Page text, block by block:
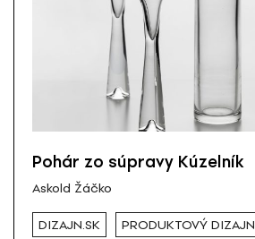
Pohár zo súpravy Kúzelník
Askold Žáčko
DIZAJN.SK PRODUKTOVÝ DIZAJN